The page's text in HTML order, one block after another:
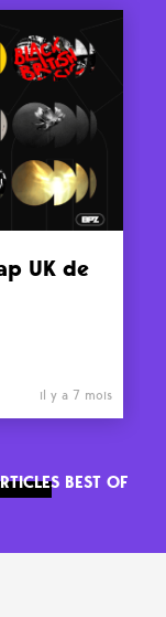
UK de
il y a 7 mois
BEST OF